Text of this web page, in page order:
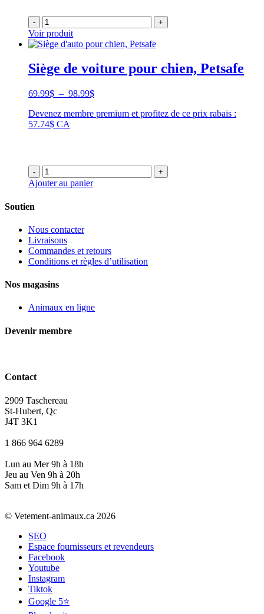
- +
Voir produit
Siège de voiture pour chien, Petsafe
69.99$ – 98.99$Plage
prix :
Devenez membre premium et profitez de ce prix rabais :
57.74$ CA
- +
Ajouter au panier
Soutien
Nous contacter
Livraisons
Commandes et retours
Conditions et règles d’utilisation
Nos magasins
Animaux en ligne
Devenir membre
Contact
2909 Taschereau
St-Hubert, Qc
J4T 3K1
1 866 964 6289
Lun au Mer 9h à 18h
Jeu au Ven 9h à 20h
Sam et Dim 9h à 17h
© Vetement-animaux.ca 2026
SEO
Espace fournisseurs et revendeurs
Facebook
Youtube
Instagram
Tiktok
Google 5⭐